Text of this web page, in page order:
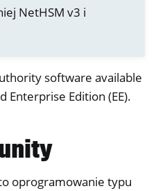
NetHSM v3 i
software available
Enterprise Edition (EE).
oprogramowanie typu